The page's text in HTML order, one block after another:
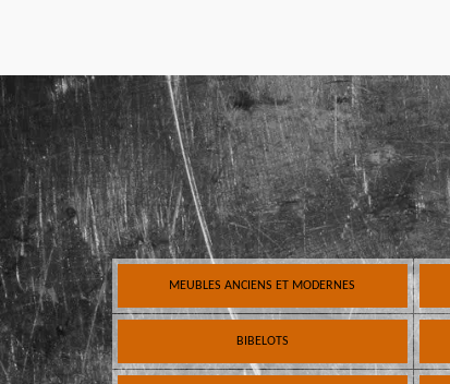
MEUBLES ANCIENS ET MODERNES
BIBELOTS